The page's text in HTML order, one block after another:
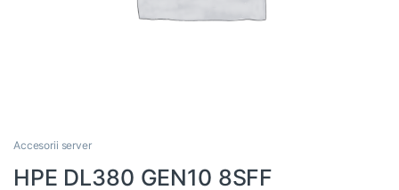
Accesorii server
HPE DL380 GEN10 8SFF